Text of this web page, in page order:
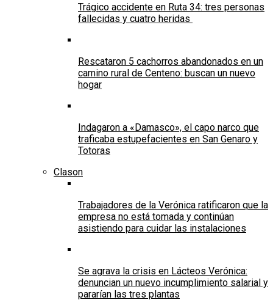
Trágico accidente en Ruta 34: tres personas
fallecidas y cuatro heridas
Rescataron 5 cachorros abandonados en un
camino rural de Centeno: buscan un nuevo
hogar
Indagaron a «Damasco», el capo narco que
traficaba estupefacientes en San Genaro y
Totoras
Clason
Trabajadores de la Verónica ratificaron que la
empresa no está tomada y continúan
asistiendo para cuidar las instalaciones
Se agrava la crisis en Lácteos Verónica:
denuncian un nuevo incumplimiento salarial y
pararían las tres plantas